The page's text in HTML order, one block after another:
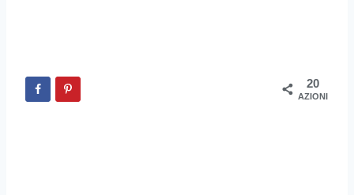
20
AZIONI